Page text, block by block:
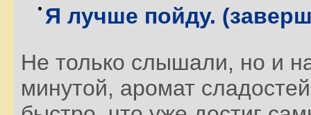
Я лучше пойду.
Не только слышали, но и
минутой, аромат